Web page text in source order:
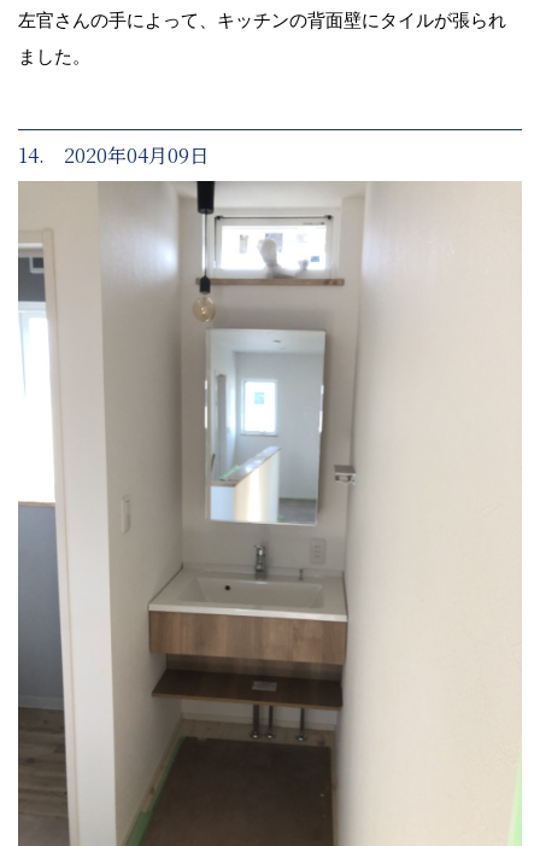
左官さんの手によって、キッチンの背面壁にタイルが張られ
ました。
14. 2020年04月09日